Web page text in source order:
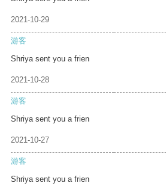
2021-10-29
游客
Shriya sent you a frien
2021-10-28
游客
Shriya sent you a frien
2021-10-27
游客
Shriya sent you a frien